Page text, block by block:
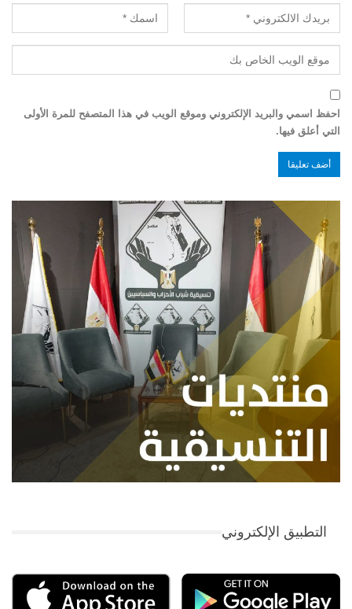
احفظ اسمي والبريد الإلكتروني وموقع الويب في هذا المتصفح للمرة الأولى
التي أعلق فيها.
التطبيق الإلكتروني